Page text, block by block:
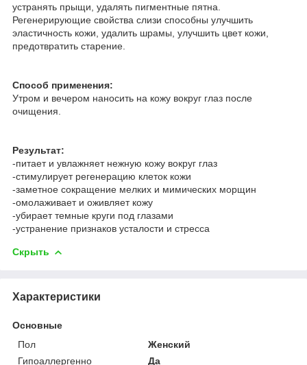
устранять прыщи, удалять пигментные пятна.
Регенерирующие свойства слизи способны улучшить
эластичность кожи, удалить шрамы, улучшить цвет кожи,
предотвратить старение.
Способ применения:
Утром и вечером наносить на кожу вокруг глаз после
очищения.
Результат:
-питает и увлажняет нежную кожу вокруг глаз
-стимулирует регенерацию клеток кожи
-заметное сокращение мелких и мимических морщин
-омолаживает и оживляет кожу
-убирает темные круги под глазами
-устранение признаков усталости и стресса
Скрыть
Характеристики
Основные
Пол
Женский
Гипоаллергенно
Да